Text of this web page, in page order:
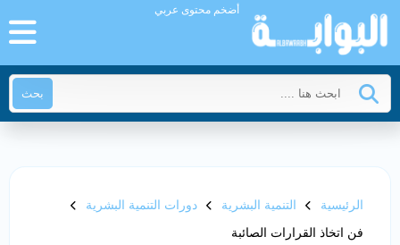
أضخم محتوى عربي
بحث
الرئيسية التنمية البشرية
دورات التنمية البشرية
فن اتخاذ القرارات الصائبة